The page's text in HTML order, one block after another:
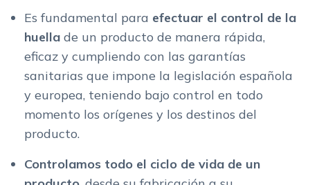
Es fundamental para efectuar el control de la
huella de un producto de manera rápida,
eficaz y cumpliendo con las garantías
sanitarias que impone la legislación española
y europea, teniendo bajo control en todo
momento los orígenes y los destinos del
producto.
Controlamos todo el ciclo de vida de un